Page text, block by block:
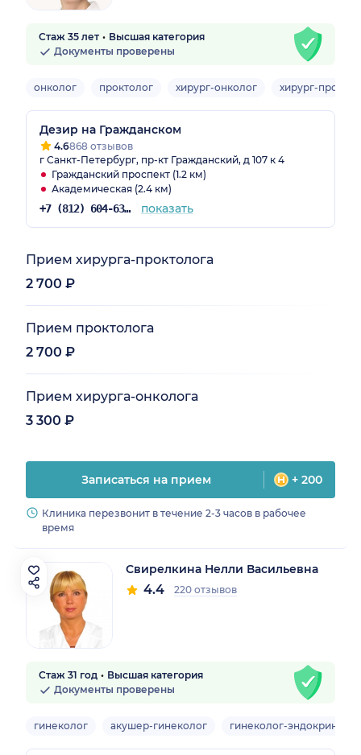
Стаж 35 лет
Высшая категория
Документы проверены
онколог проктолог хирург-онколог хирург-
Дезир на Гражданском
4.6868 отзывов
г Санкт-Петербург, пр-кт Гражданский, д 107 к 4
Гражданский проспект (1.2 км)
Академическая (2.4 км)
+7 (812) 604-63-57 показать
Прием хирурга-проктолога
2 700 ₽
Прием проктолога
2 700 ₽
Прием хирурга-онколога
3 300 ₽
Записаться на прием + 200
Клиника перезвонит в течение 2-3 часов в рабочее
время
Свирелкина Нелли Васильевна
4.4 220 отзывов
Стаж 31 год
Высшая категория
Документы проверены
гинеколог акушер-гинеколог гинеколог-эндокринолог